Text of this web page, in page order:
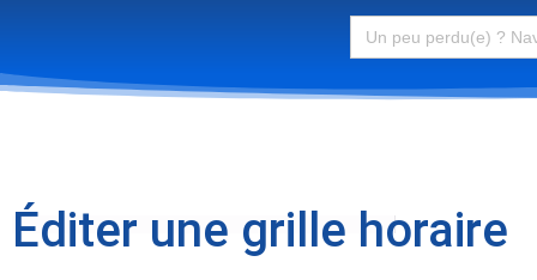
Search
for:
Éditer une grille horaire